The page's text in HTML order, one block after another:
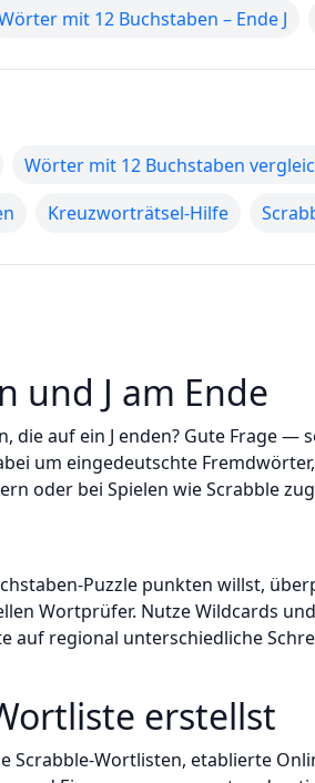
mit 12 Buchstaben – Ende J
Wörter mit 12 Buchstaben
Kreuzworträtsel-Hilfe
und J am Ende
die auf ein J enden? Gute Frage —
um eingedeutschte
oder bei Spielen wie Scrabble
Puzzle punkten willst,
Wortprüfer. Nutze Wildcards
auf regional unterschiedliche
erstellst
Scrabble-Wortlisten, etablierte